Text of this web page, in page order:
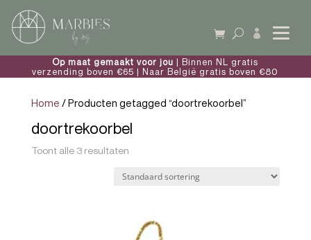

Op maat gemaakt voor jou | Binnen NL gratis
verzending boven €65 | Naar België gratis boven €80
Home / Producten getagged “doortrekoorbel”
doortrekoorbel
Toont alle 3 resultaten